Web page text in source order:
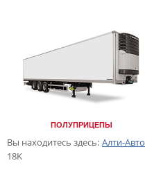
ПОЛУПРИЦЕПЫ
Вы находитесь здесь: Алти-Авто
18K